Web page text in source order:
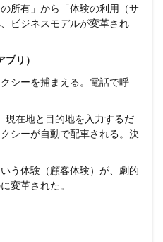
の所有」から「体験の利用（サ
ビジネスモデルが変革され
リ）
シーを捕まえる。電話で呼
現在地と目的地を入力するだ
シーが自動で配車される。決
いう体験（顧客体験）が、劇的
変革された。